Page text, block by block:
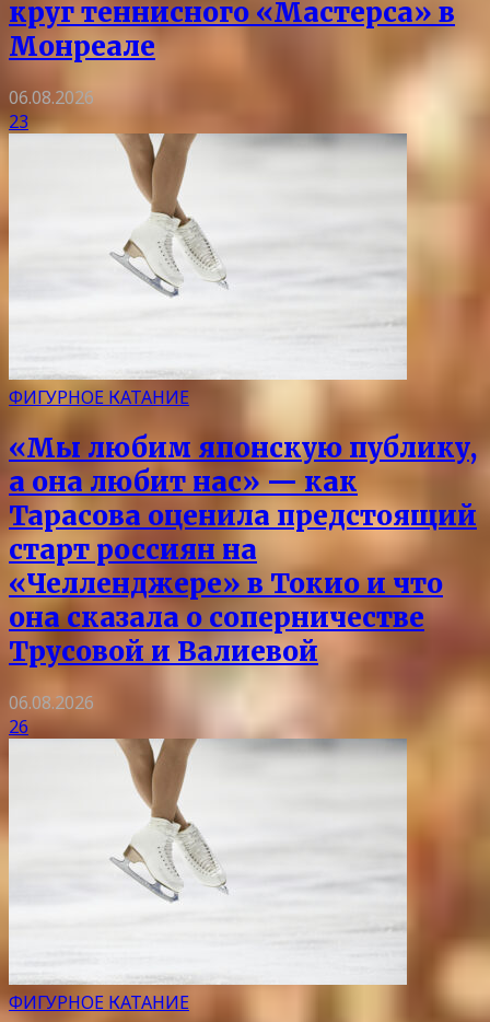
круг теннисного «Мастерса» в
Монреале
06.08.2026
23
ФИГУРНОЕ КАТАНИЕ
«Мы любим японскую публику,
а она любит нас» — как
Тарасова оценила предстоящий
старт россиян на
«Челленджере» в Токио и что
она сказала о соперничестве
Трусовой и Валиевой
06.08.2026
26
ФИГУРНОЕ КАТАНИЕ